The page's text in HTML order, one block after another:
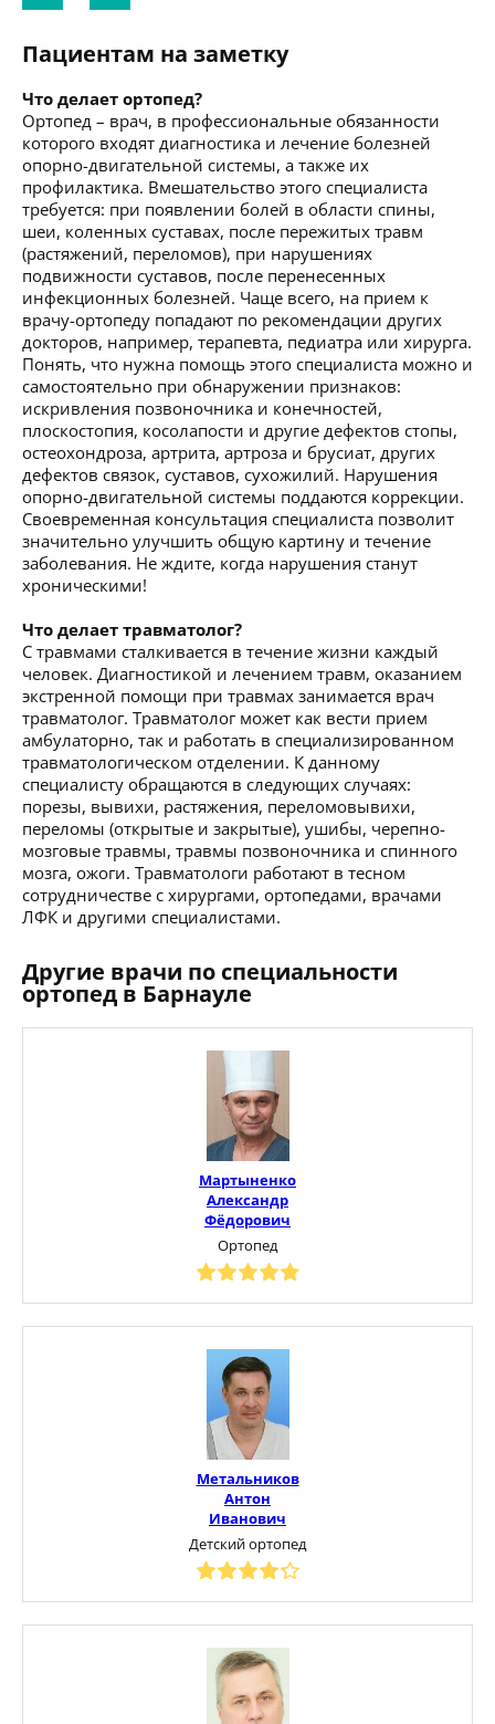
Пациентам на заметку
Что делает ортопед?
Ортопед – врач, в профессиональные обязанности
которого входят диагностика и лечение болезней
опорно-двигательной системы, а также их
профилактика. Вмешательство этого специалиста
требуется: при появлении болей в области спины,
шеи, коленных суставах, после пережитых травм
(растяжений, переломов), при нарушениях
подвижности суставов, после перенесенных
инфекционных болезней. Чаще всего, на прием к
врачу-ортопеду попадают по рекомендации других
докторов, например, терапевта, педиатра или хирурга.
Понять, что нужна помощь этого специалиста можно и
самостоятельно при обнаружении признаков:
искривления позвоночника и конечностей,
плоскостопия, косолапости и другие дефектов стопы,
остеохондроза, артрита, артроза и брусиат, других
дефектов связок, суставов, сухожилий. Нарушения
опорно-двигательной системы поддаются коррекции.
Своевременная консультация специалиста позволит
значительно улучшить общую картину и течение
заболевания. Не ждите, когда нарушения станут
хроническими!
Что делает травматолог?
С травмами сталкивается в течение жизни каждый
человек. Диагностикой и лечением травм, оказанием
экстренной помощи при травмах занимается врач
травматолог. Травматолог может как вести прием
амбулаторно, так и работать в специализированном
травматологическом отделении. К данному
специалисту обращаются в следующих случаях:
порезы, вывихи, растяжения, переломовывихи,
переломы (открытые и закрытые), ушибы, черепно-
мозговые травмы, травмы позвоночника и спинного
мозга, ожоги. Травматологи работают в тесном
сотрудничестве с хирургами, ортопедами, врачами
ЛФК и другими специалистами.
Другие врачи по специальности
ортопед в Барнауле
Мартыненко
Александр
Фёдорович
Ортопед
Метальников
Антон
Иванович
Детский ортопед